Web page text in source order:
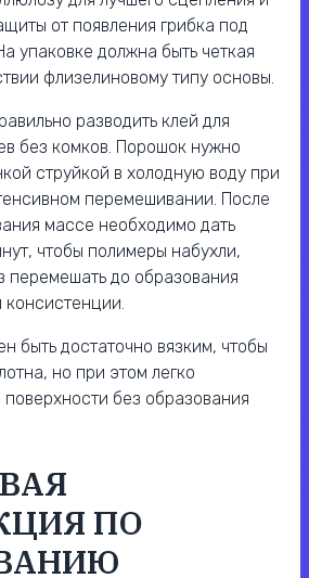
от появления грибка под
упаковке должна быть четкая
флизелиновому типу основы.
разводить клей для
без комков. Порошок нужно
струйкой в холодную воду при
перемешивании. После
массе необходимо дать
чтобы полимеры набухли,
перемешать до образования
консистенции.
быть достаточно вязким, чтобы
но при этом легко
поверхности без образования
ПО